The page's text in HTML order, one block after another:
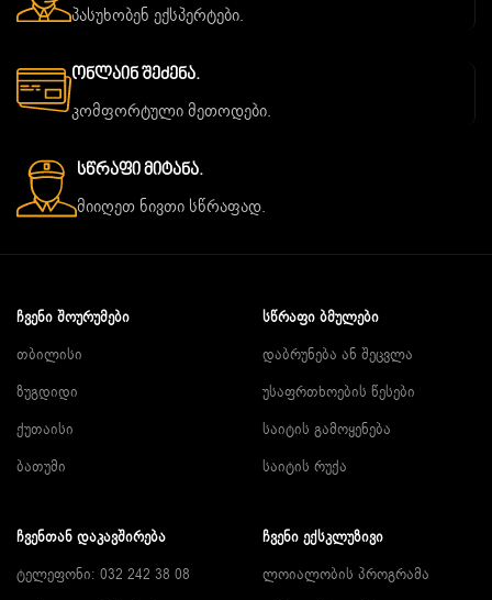
პასუხობენ ექსპერტები.
Ონლაინ Შეძენა.
კომფორტული მეთოდები.
Სწრაფი Მიტანა.
მიიღეთ ნივთი სწრაფად.
ᲩᲕᲔᲜᲘ ᲨᲝᲣᲠᲣᲛᲔᲑᲘ
თბილისი
ზუგდიდი
ქუთაისი
ბათუმი
ᲡᲬᲠᲐᲤᲘ ᲑᲛᲣᲚᲔᲑᲘ
დაბრუნება ან შეცვლა
უსაფრთხოების წესები
საიტის გამოყენება
საიტის რუქა
ᲩᲕᲔᲜᲗᲐᲜ ᲓᲐᲙᲐᲕᲨᲘᲠᲔᲑᲐ
ტელეფონი: 032 242 38 08
ᲩᲕᲔᲜᲘ ᲔᲥᲡᲙᲚᲣᲖᲘᲕᲘ
ლოიალობის პროგრამა